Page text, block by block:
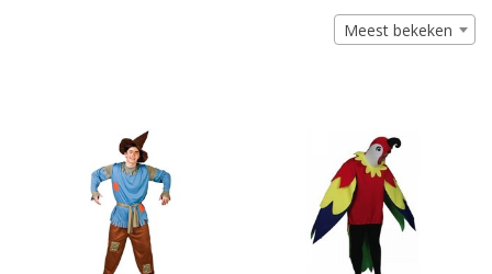
Meest bekeken